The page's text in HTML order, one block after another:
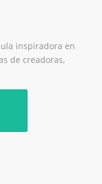
inspiradora en
de creadoras,